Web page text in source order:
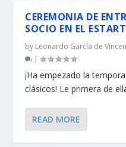
CEREMONIA DE
SOCIO EN EL
by Leonardo García de
|
¡Ha empezado la
clásicos! Le primera de
READ MORE